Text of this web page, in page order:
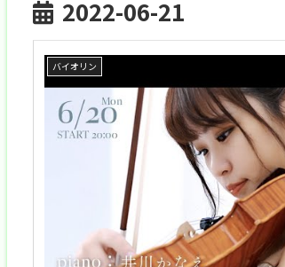
2022-06-21
バイオリン